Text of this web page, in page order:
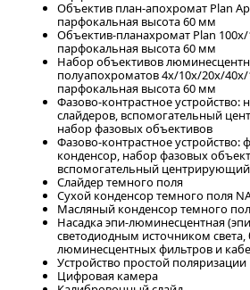
Объектив план-апохромат Plan
парфокальная высота 60 мм
Объектив-планахромат Plan
парфокальная высота 60 мм
Набор объективов
полуапохроматов 4х/10х/20х/
парфокальная высота 60 мм
Фазово-контрастное устройство:
слайдеров, вспомогательный
набор фазовых объективов
Фазово-контрастное устройство:
конденсор, набор фазовых
вспомогательный центрирующий
Слайдер темного поля
Сухой конденсор темного поля
Масляный конденсор темного
Насадка эпи-люминесцентная
светодиодным источником
люминесцентных фильтров и
Устройство простой поляризации
Цифровая камера